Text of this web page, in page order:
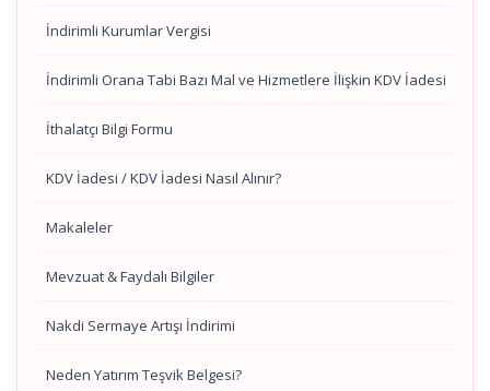
İndirimli Kurumlar Vergisi
İndirimli Orana Tabi Bazı Mal ve Hizmetlere İlişkin KDV İadesi
İthalatçı Bilgi Formu
KDV İadesi / KDV İadesi Nasıl Alınır?
Makaleler
Mevzuat & Faydalı Bilgiler
Nakdi Sermaye Artışı İndirimi
Neden Yatırım Teşvik Belgesi?